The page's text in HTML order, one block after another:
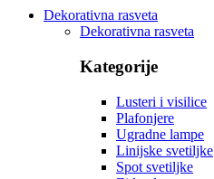
Dekorativna rasveta
Dekorativna rasveta
Kategorije
Lusteri i visilice
Plafonjere
Ugradne lampe
Linijske svetiljke
Spot svetiljke